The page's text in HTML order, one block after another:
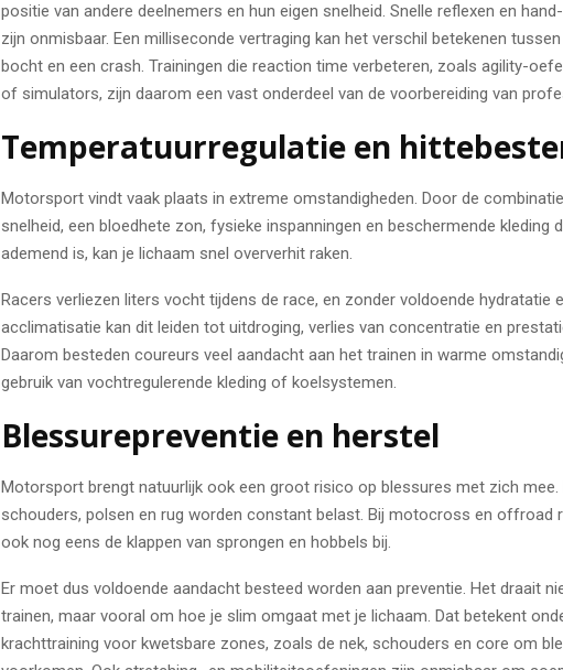
positie van andere deelnemers en hun eigen snelheid. Snelle reflexen en
zijn onmisbaar. Een milliseconde vertraging kan het verschil betekenen
bocht en een crash. Trainingen die reaction time verbeteren, zoals agility-
of simulators, zijn daarom een vast onderdeel van de voorbereiding van
Temperatuurregulatie en
Motorsport vindt vaak plaats in extreme omstandigheden. Door de
snelheid, een bloedhete zon, fysieke inspanningen en beschermende kleding
ademend is, kan je lichaam snel oververhit raken.
Racers verliezen liters vocht tijdens de race, en zonder voldoende hydratatie
acclimatisatie kan dit leiden tot uitdroging, verlies van concentratie en
Daarom besteden coureurs veel aandacht aan het trainen in warme
gebruik van vochtregulerende kleding of koelsystemen.
Blessurepreventie en herstel
Motorsport brengt natuurlijk ook een groot risico op blessures met zich mee.
schouders, polsen en rug worden constant belast. Bij motocross en offroad
ook nog eens de klappen van sprongen en hobbels bij.
Er moet dus voldoende aandacht besteed worden aan preventie. Het draait
trainen, maar vooral om hoe je slim omgaat met je lichaam. Dat betekent
krachttraining voor kwetsbare zones, zoals de nek, schouders en core om